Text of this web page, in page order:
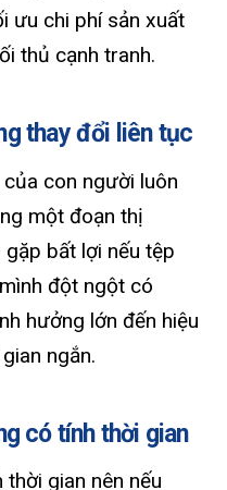
ưu chi phí sản xuất
thủ cạnh tranh.
thay đổi liên tục
con người luôn
một đoạn thị
bất lợi nếu tệp
đột ngột có
hưởng lớn đến hiệu
ngắn.
có tính thời gian
gian nên nếu